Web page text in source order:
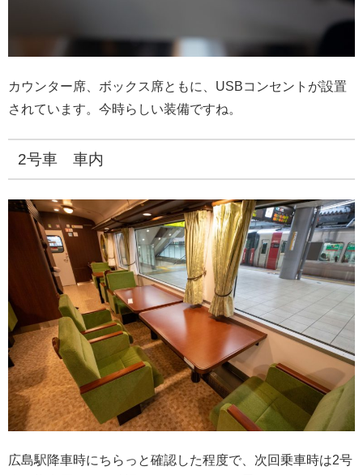
カウンター席、ボックス席ともに、USBコンセントが設置
されています。今時らしい装備ですね。
2号車 車内
広島駅降車時にちらっと確認した程度で、次回乗車時は2号